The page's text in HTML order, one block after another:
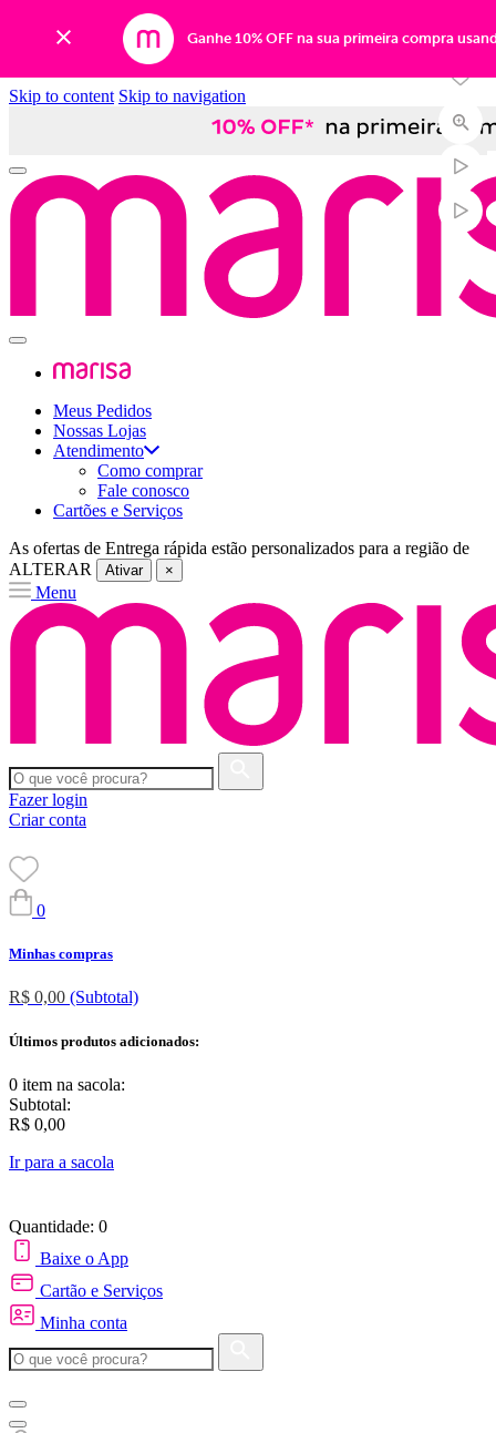
Ganhe 10% OFF na sua primeira compra
Skip to content Skip to navigation
Meus Pedidos
Nossas Lojas
Atendimento
Como comprar
Fale conosco
Cartões e Serviços
As ofertas de Entrega rápida estão personalizados para a região de
ALTERAR
Ativar ×
Menu
Fazer login
Criar conta
0
Minhas compras
R$ 0,00 (Subtotal)
Últimos produtos adicionados:
0 item na sacola:
Subtotal:
R$ 0,00
Ir para a sacola
Quantidade: 0
Baixe o App
Cartão e Serviços
Minha conta